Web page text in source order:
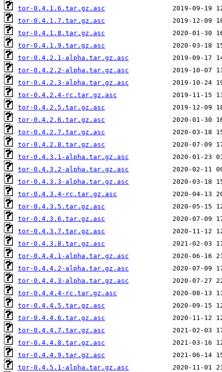
tor-0.4.1.6.tar.gz.asc
tor-0.4.1.7.tar.gz.asc
tor-0.4.1.8.tar.gz.asc
tor-0.4.1.9.tar.gz.asc
tor-0.4.2.1-alpha.tar.gz.asc
tor-0.4.2.2-alpha.tar.gz.asc
tor-0.4.2.3-alpha.tar.gz.asc
tor-0.4.2.4-rc.tar.gz.asc
tor-0.4.2.5.tar.gz.asc
tor-0.4.2.6.tar.gz.asc
tor-0.4.2.7.tar.gz.asc
tor-0.4.2.8.tar.gz.asc
tor-0.4.3.1-alpha.tar.gz.asc
tor-0.4.3.2-alpha.tar.gz.asc
tor-0.4.3.3-alpha.tar.gz.asc
tor-0.4.3.4-rc.tar.gz.asc
tor-0.4.3.5.tar.gz.asc
tor-0.4.3.6.tar.gz.asc
tor-0.4.3.7.tar.gz.asc
tor-0.4.3.8.tar.gz.asc
tor-0.4.4.1-alpha.tar.gz.asc
tor-0.4.4.2-alpha.tar.gz.asc
tor-0.4.4.3-alpha.tar.gz.asc
tor-0.4.4.4-rc.tar.gz.asc
tor-0.4.4.5.tar.gz.asc
tor-0.4.4.6.tar.gz.asc
tor-0.4.4.7.tar.gz.asc
tor-0.4.4.8.tar.gz.asc
tor-0.4.4.9.tar.gz.asc
tor-0.4.5.1-alpha.tar.gz.asc